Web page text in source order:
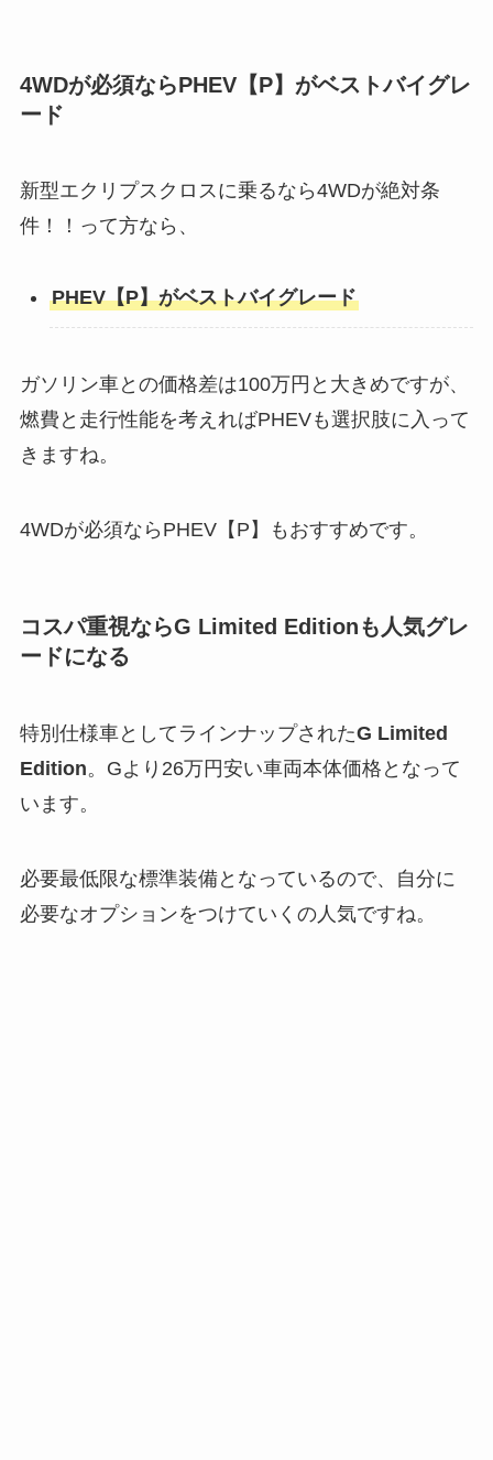
4WDが必須ならPHEV【P】がベストバイグレ
ード
新型エクリプスクロスに乗るなら4WDが絶対条
件！！って方なら、
PHEV【P】がベストバイグレード
ガソリン車との価格差は100万円と大きめですが、
燃費と走行性能を考えればPHEVも選択肢に入って
きますね。
4WDが必須ならPHEV【P】もおすすめです。
コスパ重視ならG Limited Editionも人気グレ
ードになる
特別仕様車としてラインナップされたG Limited
Edition。Gより26万円安い車両本体価格となって
います。
必要最低限な標準装備となっているので、自分に
必要なオプションをつけていくの人気ですね。